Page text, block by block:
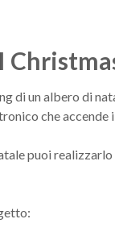
di un albero di
che accende i
puoi